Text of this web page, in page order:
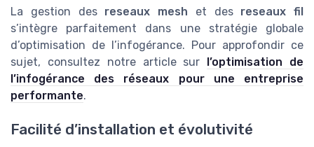
La gestion des reseaux mesh et des reseaux fil
s’intègre parfaitement dans une stratégie globale
d’optimisation de l’infogérance. Pour approfondir ce
sujet, consultez notre article sur l’optimisation de
l’infogérance des réseaux pour une entreprise
performante.
Facilité d’installation et évolutivité